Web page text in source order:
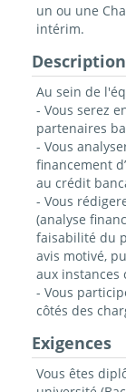
un ou une
intérim.
Description
Au sein de
- Vous serez
partenaires
- Vous
financement
au crédit
- Vous
(analyse
faisabilité du
avis motivé,
aux instances
- Vous
côtés des
Exigences
Vous êtes